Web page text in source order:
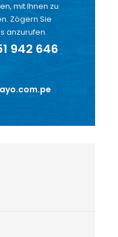
mit Ihnen zu
Zögern Sie
anzurufen.
942 646